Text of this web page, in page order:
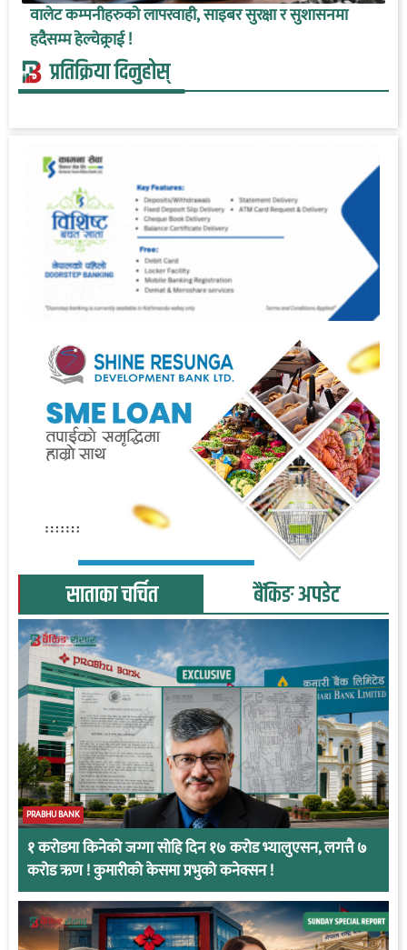
वालेट कम्पनीहरुको लापरवाही, साइबर सुरक्षा र सुशासनमा
हदैसम्म हेल्चेक्र्राई !
प्रतिक्रिया दिनुहोस्
साताका चर्चित बैंकिङ अपडेट
PRABHU BANK
१ करोडमा किनेको जग्गा सोहि दिन १७ करोड भ्यालुएसन, लगत्तै ७
करोड ऋण ! कुमारीको केसमा प्रभुको कनेक्सन !